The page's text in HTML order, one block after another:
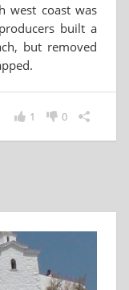
west coast was
built a
but removed
0
1